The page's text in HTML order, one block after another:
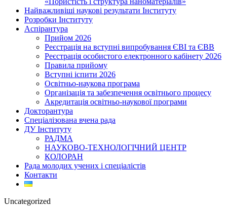
Найважливіші наукові результати Інституту
Розробки Інституту
Аспірантура
Прийом 2026
Реєстрація на вступні випробування ЄВІ та ЄВВ
Реєстрація особистого електронного кабінету 2026
Правила прийому
Вступні іспити 2026
Освітньо-наукова програма
Організація та забезпечення освітнього процесу
Акредитація освітньо-наукової програми
Докторантура
Спеціалізована вчена рада
ДУ Інституту
РАДМА
НАУКОВО-ТЕХНОЛОГІЧНИЙ ЦЕНТР
КОЛОРАН
Рада молодих учених і спеціалістів
Контакти
Uncategorized